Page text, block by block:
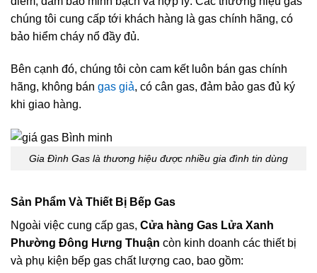
chúng tôi cung cấp tới khách hàng là gas chính hãng, có
bảo hiểm cháy nổ đầy đủ.
Bên cạnh đó, chúng tôi còn cam kết luôn bán gas chính
hãng, không bán gas giả, có cân gas, đảm bảo gas đủ ký
khi giao hàng.
Gia Đình Gas là thương hiệu được nhiều gia đình tin dùng
Sản Phẩm Và Thiết Bị Bếp Gas
Ngoài việc cung cấp gas, Cửa hàng Gas Lửa Xanh
Phường Đông Hưng Thuận còn kinh doanh các thiết bị
và phụ kiện bếp gas chất lượng cao, bao gồm: